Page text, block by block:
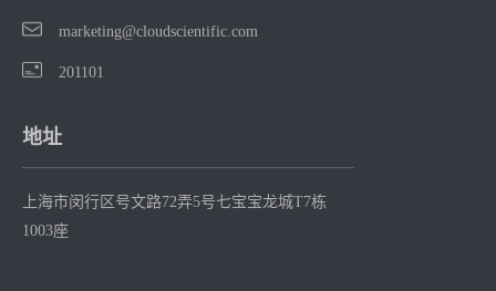
marketing@cloudscientific.com
201101
地址
上海市闵行区号文路72弄5号七宝宝龙城T7栋
1003座